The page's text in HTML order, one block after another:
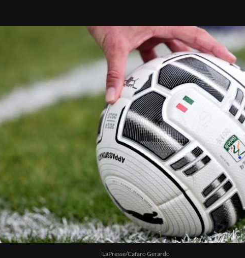
LaPresse/Cafaro Gerardo